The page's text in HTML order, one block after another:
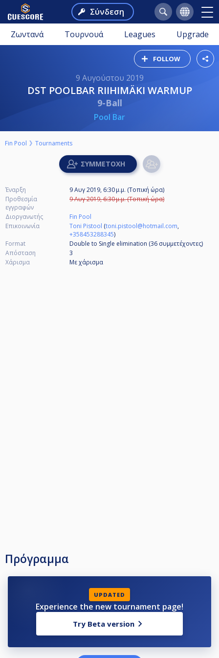
Σύνδεση
Ζωντανά Τουρνουά Leagues Upgrade
FOLLOW
9 Αυγούστου 2019
DST POOLBAR RIIHIMÄKI WARMUP
9-Ball
Pool Bar
Fin Pool Tournaments
Έναρξη
9 Αυγ 2019, 6:30 μ.μ. (Τοπική ώρα)
Προθεσμία
εγγραφών
9 Αυγ 2019, 6:30 μ.μ. (Τοπική ώρα)
Διοργανωτής
Fin Pool
Επικοινωνία
Toni Pistool (toni.pistool@hotmail.com,
+358453288345)
Format
Double to Single elimination (36 συμμετέχοντες)
Απόσταση
3
Χάρισμα
Με χάρισμα
Πρόγραμμα
UPDATED
Experience the new tournament page!
Try Beta version